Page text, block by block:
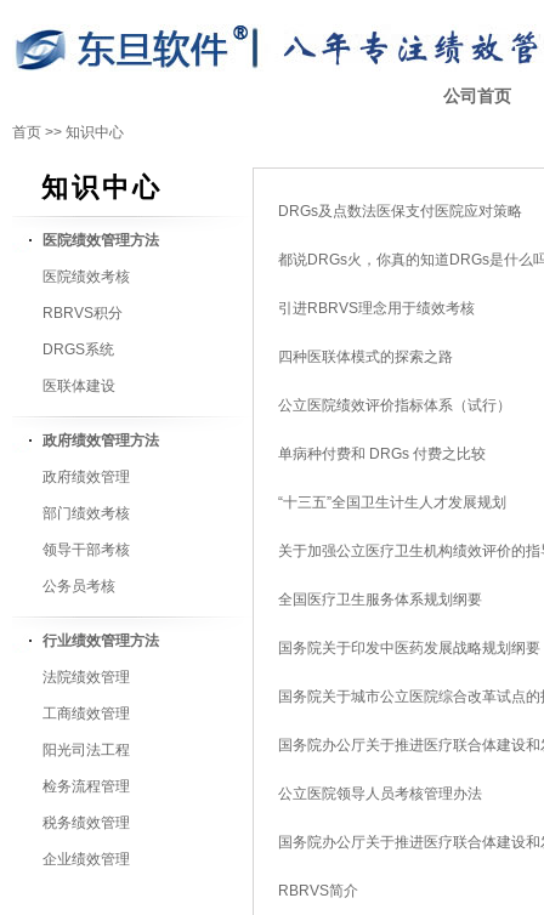
公司首页
首页 >> 知识中心
知识中心
医院绩效管理方法
医院绩效考核
RBRVS积分
DRGS系统
医联体建设
政府绩效管理方法
政府绩效管理
部门绩效考核
领导干部考核
公务员考核
行业绩效管理方法
法院绩效管理
工商绩效管理
阳光司法工程
检务流程管理
税务绩效管理
企业绩效管理
DRGs及点数法医保支付医院应对策略
都说DRGs火，你真的知道DRGs是什么
引进RBRVS理念用于绩效考核
四种医联体模式的探索之路
公立医院绩效评价指标体系（试行）
单病种付费和 DRGs 付费之比较
“十三五”全国卫生计生人才发展规划
关于加强公立医疗卫生机构绩效评价的指
全国医疗卫生服务体系规划纲要
国务院关于印发中医药发展战略规划纲要
国务院关于城市公立医院综合改革试点
国务院办公厅关于推进医疗联合体建设
公立医院领导人员考核管理办法
国务院办公厅关于推进医疗联合体建设
RBRVS简介